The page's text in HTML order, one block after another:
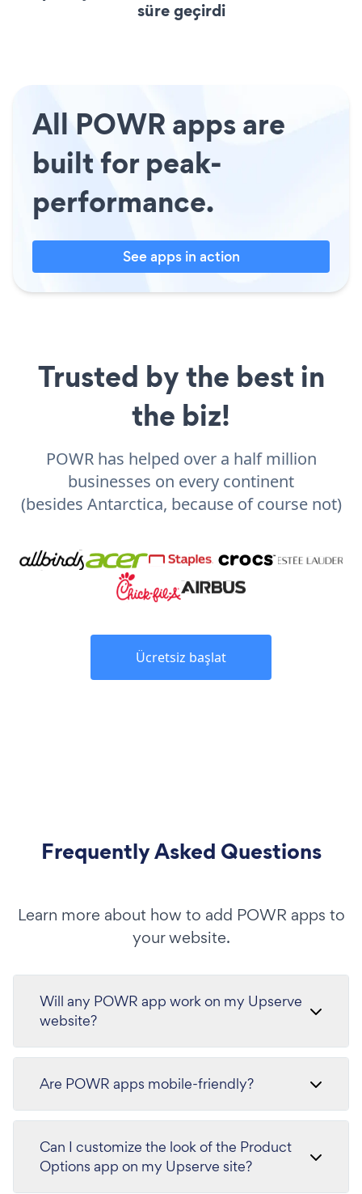
süre geçirdi
All POWR apps are
built for peak-
performance.
See apps in action
Trusted by the best in
the biz!
POWR has helped over a half million
businesses on every continent
(besides Antarctica, because of course not)
Ücretsiz başlat
Frequently Asked Questions
Learn more about how to add POWR apps to
your website.
Will any POWR app work on my Upserve
website?
Are POWR apps mobile-friendly?
Can I customize the look of the Product
Options app on my Upserve site?